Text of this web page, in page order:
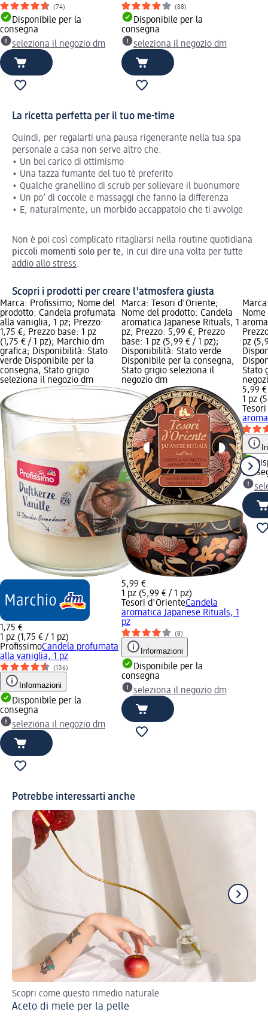
(74)
Disponibile per la
consegna
seleziona il negozio dm
(88)
Disponibile per la
consegna
seleziona il negozio dm
La ricetta perfetta per il tuo me-time
Quindi, per regalarti una pausa rigenerante nella tua spa
personale a casa non serve altro che:
• Un bel carico di ottimismo
• Una tazza fumante del tuo tè preferito
• Qualche granellino di scrub per sollevare il buonumore
• Un po’ di coccole e massaggi che fanno la differenza
• E, naturalmente, un morbido accappatoio che ti avvolge
Non è poi così complicato ritagliarsi nella routine quotidiana
piccoli momenti solo per te, in cui dire una volta per tutte
addio allo stress.
Scopri i prodotti per creare l'atmosfera giusta
Marca: Profissimo; Nome del
prodotto: Candela profumata
alla vaniglia, 1 pz; Prezzo:
1,75 €; Prezzo base: 1 pz
(1,75 € / 1 pz); Marchio dm
grafica; Disponibilità: Stato
verde Disponibile per la
consegna, Stato grigio
seleziona il negozio dm
1,75 €
1 pz (1,75 € / 1 pz)
ProfissimoCandela profumata
alla vaniglia, 1 pz
(136)
Informazioni
Disponibile per la
consegna
seleziona il negozio dm
Marca: Tesori d'Oriente;
Nome del prodotto: Candela
aromatica Japanese Rituals, 1
pz; Prezzo: 5,99 €; Prezzo
base: 1 pz (5,99 € / 1 pz);
Disponibilità: Stato verde
Disponibile per la consegna,
Stato grigio seleziona il
negozio dm
5,99 €
1 pz (5,99 € / 1 pz)
Tesori d'OrienteCandela
aromatica Japanese Rituals, 1
pz
(8)
Informazioni
Disponibile per la
consegna
seleziona il negozio dm
pz
Stato
5,99 €
1 pz
Potrebbe interessarti anche
Scopri come questo rimedio naturale
Aceto di mele per la pelle